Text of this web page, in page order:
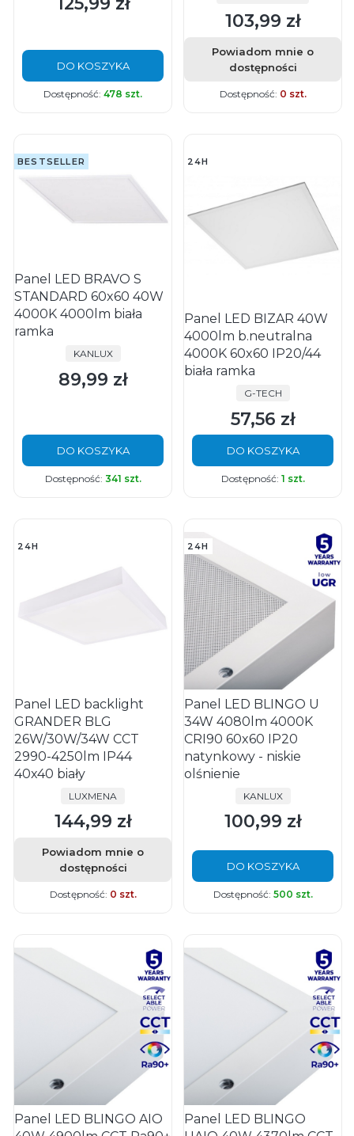
DO KOSZYKA
Dostępność: 478 szt.
Cena
103,99 zł
Powiadom mnie o
dostępności
Dostępność: 0 szt.
BESTSELLER
Panel LED BRAVO S
STANDARD 60x60 40W
4000K 4000lm biała
ramka
PRODUCENT
KANLUX
Cena
89,99 zł
DO KOSZYKA
Dostępność: 341 szt.
24H
Panel LED BIZAR 40W
4000lm b.neutralna
4000K 60x60 IP20/44
biała ramka
PRODUCENT
G-TECH
Cena
57,56 zł
DO KOSZYKA
Dostępność: 1 szt.
24H
Panel LED backlight
GRANDER BLG
26W/30W/34W CCT
2990-4250lm IP44
40x40 biały
PRODUCENT
LUXMENA
Cena
144,99 zł
Powiadom mnie o
dostępności
Dostępność: 0 szt.
24H
Panel LED BLINGO U
34W 4080lm 4000K
CRI90 60x60 IP20
natynkowy - niskie
olśnienie
PRODUCENT
KANLUX
Cena
100,99 zł
DO KOSZYKA
Dostępność: 500 szt.
Panel LED BLINGO AIO
Panel LED BLINGO